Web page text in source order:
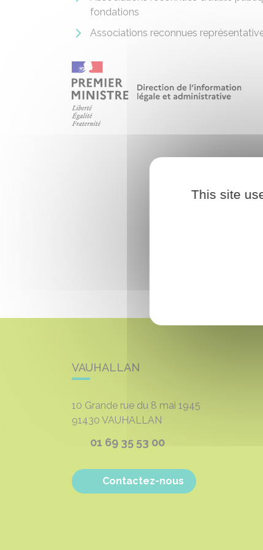
fondations
Associations reconnues
VAUHALLAN
10 Grande rue du 8 mai 1945
91430 VAUHALLAN
01 69 35 53 00
Contactez-nous
This site